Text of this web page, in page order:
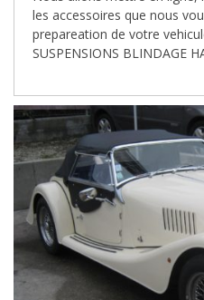
les accessoires que nous
prepareation de votre
SUSPENSIONS BLINDAGE